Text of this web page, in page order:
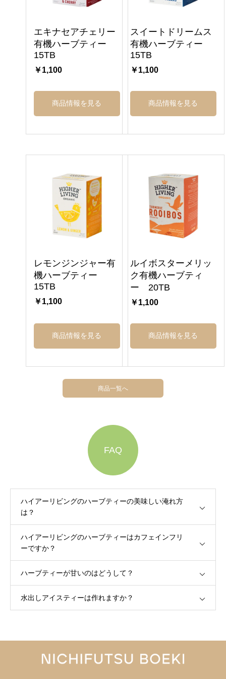
エキナセアチェリー
有機ハーブティー
15TB
￥1,100
商品情報を見る
スイートドリームス
有機ハーブティー
15TB
￥1,100
商品情報を見る
レモンジンジャー有
機ハーブティー
15TB
￥1,100
商品情報を見る
ルイボスターメリッ
ク有機ハーブティ
ー 20TB
￥1,100
商品情報を見る
商品一覧へ
FAQ
ハイアーリビングのハーブティーの美味しい淹れ方
は？
ハイアーリビングのハーブティーはカフェインフリ
ーですか？
ハーブティーが甘いのはどうして？
水出しアイスティーは作れますか？